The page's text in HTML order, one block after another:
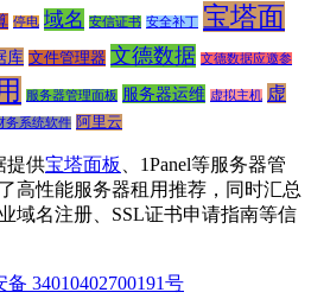
停电 域名 安信证书 安全补丁 宝塔面
库 文件管理器 文德数据 文德数据应邀参
服务器管理面板 服务器运维 虚拟主机 虚
务系统软件 阿里云
提供宝塔面板
、1Panel等服务器管
高性能服务器租用推荐，同时汇总
域名注册、SSL证书申请指南等信
34010402700191号